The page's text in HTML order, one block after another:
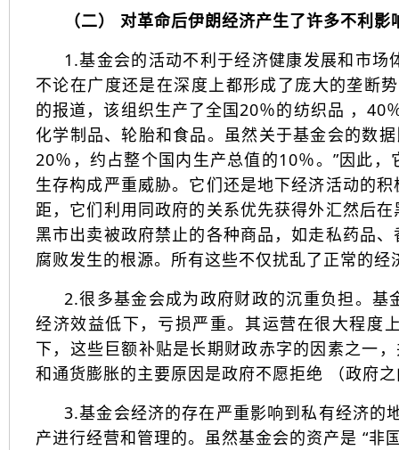
（二） 对革命后伊朗经济产生了许多不利影
1.基金会的活动不利于经济健康发展和市
不论在广度还是在深度上都形成了庞大的垄断
的报道，该组织生产了全国20％的纺织品 ，40
化学制品、轮胎和食品。虽然关于基金会的数
20％，约占整个国内生产总值的10％。”因此
生存构成严重威胁。它们还是地下经济活动的
距，它们利用同政府的关系优先获得外汇然后
黑市出卖被政府禁止的各种商品，如走私药品
腐败发生的根源。所有这些不仅扰乱了正常的
2.很多基金会成为政府财政的沉重负担。
经济效益低下，亏损严重。其运营在很大程度
下，这些巨额补贴是长期财政赤字的因素之一
和通货膨胀的主要原因是政府不愿拒绝 （政府
3.基金会经济的存在严重影响到私有经济的
产进行经营和管理的。虽然基金会的资产是 “非